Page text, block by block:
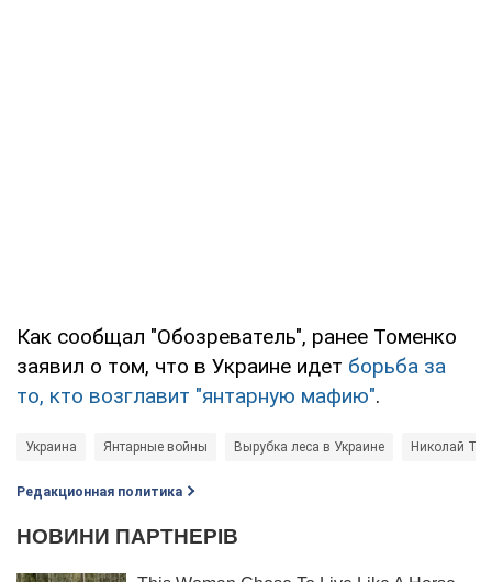
Как сообщал "Обозреватель", ранее Томенко
заявил о том, что в Украине идет борьба за
то, кто возглавит "янтарную мафию".
Украина Янтарные войны Вырубка леса в Украине Николай
Редакционная политика